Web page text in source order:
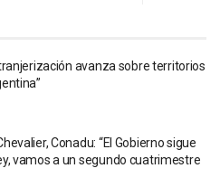
avanza sobre territorios
Conadu: “El Gobierno sigue
vamos a un segundo cuatrimestre